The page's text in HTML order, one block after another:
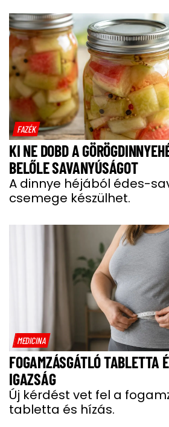
FAZÉK
KI NE DOBD A
BELŐLE SAVANYÚSÁGOT
A dinnye héjából édes-
csemege készülhet.
MEDICINA
FOGAMZÁSGÁTLÓ TABLETTA
IGAZSÁG
Új kérdést vet fel a
tabletta és hízás.